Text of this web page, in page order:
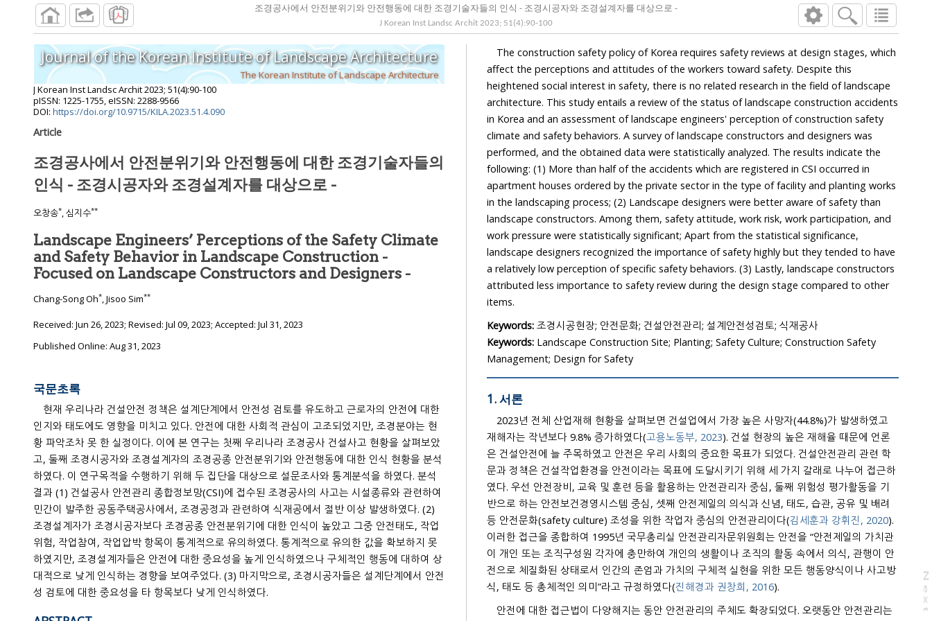
조경공사에서 안전분위기와 안전행동에 대한 조경기술자들의 인식 - 조경시공자와 조경설계자를 대상으로 -
J Korean Inst Landsc Archit 2023; 51(4):90-100
N
e
x
t
a
g
Journal of the Korean Institute of Landscape Architecture
The Korean Institute of Landscape Architecture
J Korean Inst Landsc Archit2023; 51(4):90-100
pISSN: 1225-1755, eISSN: 2288-9566
DOI: https://doi.org/10.9715/KILA.2023.51.4.090
Article
조경공사에서 안전분위기와 안전행동에 대한 조경기술자들의
인식 - 조경시공자와 조경설계자를 대상으로 -
오창송*, 심지수**
Landscape Engineers’ Perceptions of the Safety Climate
and Safety Behavior in Landscape Construction -
Focused on Landscape Constructors and Designers -
Chang-Song Oh*, Jisoo Sim**
Received: Jun 26, 2023; Revised: Jul 09, 2023; Accepted: Jul 31, 2023
Published Online: Aug 31, 2023
국문초록
현재 우리나라 건설안전 정책은 설계단계에서 안전성 검토를 유도하고 근로자의 안전에 대한
인지와 태도에도 영향을 미치고 있다. 안전에 대한 사회적 관심이 고조되었지만, 조경분야는 현
황 파악조차 못 한 실정이다. 이에 본 연구는 첫째 우리나라 조경공사 건설사고 현황을 살펴보았
고, 둘째 조경시공자와 조경설계자의 조경공종 안전분위기와 안전행동에 대한 인식 현황을 분석
하였다. 이 연구목적을 수행하기 위해 두 집단을 대상으로 설문조사와 통계분석을 하였다. 분석
결과 (1) 건설공사 안전관리 종합정보망(CSI)에 접수된 조경공사의 사고는 시설종류와 관련하여
민간이 발주한 공동주택공사에서, 조경공정과 관련하여 식재공에서 절반 이상 발생하였다. (2)
조경설계자가 조경시공자보다 조경공종 안전분위기에 대한 인식이 높았고 그중 안전태도, 작업
위험, 작업참여, 작업압박 항목이 통계적으로 유의하였다. 통계적으로 유의한 값을 확보하지 못
하였지만, 조경설계자들은 안전에 대한 중요성을 높게 인식하였으나 구체적인 행동에 대하여 상
대적으로 낮게 인식하는 경향을 보여주었다. (3) 마지막으로, 조경시공자들은 설계단계에서 안전
성 검토에 대한 중요성을 타 항목보다 낮게 인식하였다.
The construction safety policy of Korea requires safety reviews at design stages, which
affect the perceptions and attitudes of the workers toward safety. Despite this
heightened social interest in safety, there is no related research in the field of landscape
architecture. This study entails a review of the status of landscape construction accidents
in Korea and an assessment of landscape engineers' perception of construction safety
climate and safety behaviors. A survey of landscape constructors and designers was
performed, and the obtained data were statistically analyzed. The results indicate the
following: (1) More than half of the accidents which are registered in CSI occurred in
apartment houses ordered by the private sector in the type of facility and planting works
in the landscaping process; (2) Landscape designers were better aware of safety than
landscape constructors. Among them, safety attitude, work risk, work participation, and
work pressure were statistically significant; Apart from the statistical significance,
landscape designers recognized the importance of safety highly but they tended to have
a relatively low perception of specific safety behaviors. (3) Lastly, landscape constructors
attributed less importance to safety review during the design stage compared to other
items.
Keywords: 조경시공현장; 안전문화; 건설안전관리; 설계안전성검토; 식재공사
Keywords: Landscape Construction Site; Planting; Safety Culture; Construction Safety
Management; Design for Safety
1. 서론
2023년 전체 산업재해 현황을 살펴보면 건설업에서 가장 높은 사망자(44.8%)가 발생하였고
재해자는 작년보다 9.8% 증가하였다(고용노동부, 2023). 건설 현장의 높은 재해율 때문에 언론
은 건설안전에 늘 주목하였고 안전은 우리 사회의 중요한 목표가 되었다. 건설안전관리 관련 학
문과 정책은 건설작업환경을 안전이라는 목표에 도달시키기 위해 세 가지 갈래로 나누어 접근하
였다. 우선 안전장비, 교육 및 훈련 등을 활용하는 안전관리자 중심, 둘째 위험성 평가활동을 기
반으로 하는 안전보건경영시스템 중심, 셋째 안전제일의 의식과 신념, 태도, 습관, 공유 및 배려
등 안전문화(safety culture) 조성을 위한 작업자 중심의 안전관리이다(
김세훈과 강휘진, 2020).
이러한 접근을 종합하여 1995년 국무총리실 안전관리자문위원회는 안전을 “안전제일의 가치관
이 개인 또는 조직구성원 각자에 충만하여 개인의 생활이나 조직의 활동 속에서 의식, 관행이 안
전으로 체질화된 상태로서 인간의 존엄과 가치의 구체적 실현을 위한 모든 행동양식이나 사고방
식, 태도 등 총체적인 의미”라고 규정하였다(진해경과 권창희, 2016).
안전에 대한 접근법이 다양해지는 동안 안전관리의 주체도 확장되었다. 오랫동안 안전관리는